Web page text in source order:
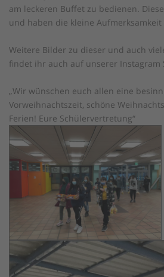
am leckeren Buffet zu bedienen.
und haben die kleine Aufmerksamkeit
Weitere Bilder zu dieser und auch
findet ihr auch auf unserer Instagram
„Wir wünschen euch allen eine
Vorweihnachtszeit, schöne
Ferien! Eure Schülervertretung“